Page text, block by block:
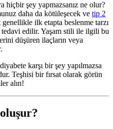
hiçbir şey yapmazsanız ne olur?
daha da kötüleşecek ve tip 2
ilk etapta beslenme tarzı
edilir. Yaşam stili ile ilgili bu
düşüren ilaçların veya
karşı bir şey yapılmazsa
Teşhisi bir fırsat olarak görün
alın!